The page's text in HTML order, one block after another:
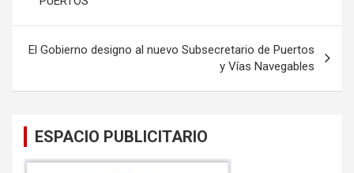
o
k
p
p
entradas
El Gobierno designo al nuevo Subsecretario de Puertos
y Vías Navegables
ESPACIO PUBLICITARIO